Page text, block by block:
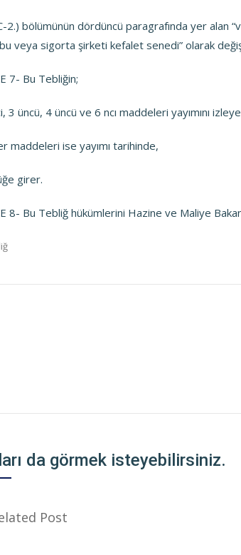
2.) bölümünün dördüncü paragrafında yer alan
veya sigorta şirketi kefalet senedi” olarak
7- Bu Tebliğin;
3 üncü, 4 üncü ve 6 ncı maddeleri yayımını
maddeleri ise yayımı tarihinde,
girer.
8- Bu Tebliğ hükümlerini Hazine ve Maliye
da görmek isteyebilirsiniz.
Post